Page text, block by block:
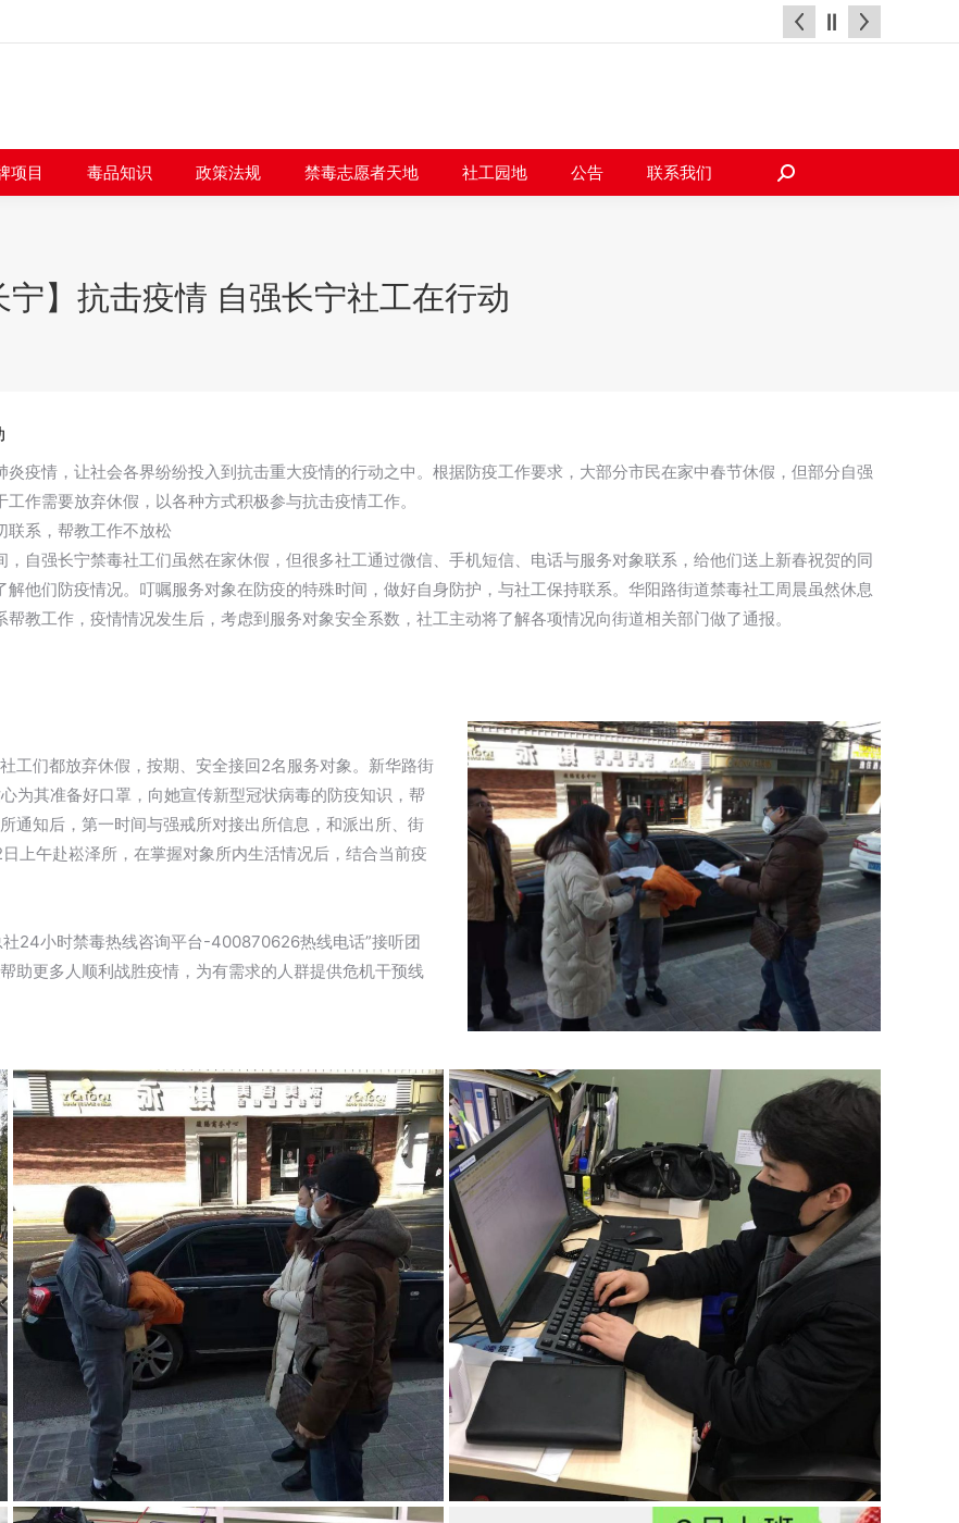
项目 毒品知识 政策法规 禁毒志愿者天地 社工园地 公告 联系我们
搜
宁】抗击疫情 自强长宁社工在行动
炎疫情，让社会各界纷纷投入到抗击重大疫情的行动之中。根据防疫工作要求，大部分市民在家中春节休假，但部分自强
工作需要放弃休假，以各种方式积极参与抗击疫情工作。
联系，帮教工作不放松
，自强长宁禁毒社工们虽然在家休假，但很多社工通过微信、手机短信、电话与服务对象联系，给他们送上新春祝贺的同
解他们防疫情况。叮嘱服务对象在防疫的特殊时间，做好自身防护，与社工保持联系。华阳路街道禁毒社工周晨虽然休息
帮教工作，疫情情况发生后，考虑到服务对象安全系数，社工主动将了解各项情况向街道相关部门做了通报。
工们都放弃休假，按期、安全接回2名服务对象。新华路街
为其准备好口罩，向她宣传新型冠状病毒的防疫知识，帮
通知后，第一时间与强戒所对接出所信息，和派出所、街
上午赴崧泽所，在掌握对象所内生活情况后，结合当前疫
24小时禁毒热线咨询平台-400870626热线电话”接听团
助更多人顺利战胜疫情，为有需求的人群提供危机干预线
讯 品牌项目 毒品知识 政策法规 禁毒志愿者天地 社工园地 公告 联系我们
搜